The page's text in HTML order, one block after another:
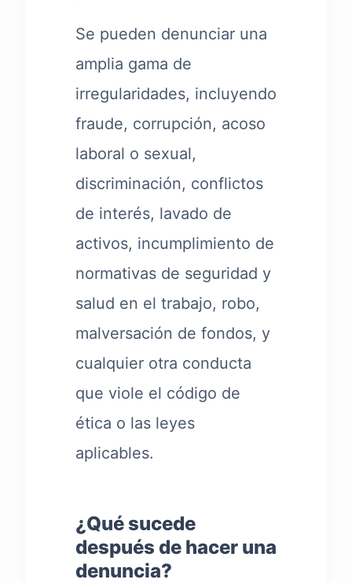
Se pueden denunciar una
amplia gama de
irregularidades, incluyendo
fraude, corrupción, acoso
laboral o sexual,
discriminación, conflictos
de interés, lavado de
activos, incumplimiento de
normativas de seguridad y
salud en el trabajo, robo,
malversación de fondos, y
cualquier otra conducta
que viole el código de
ética o las leyes
aplicables.
¿Qué sucede
después de hacer una
denuncia?